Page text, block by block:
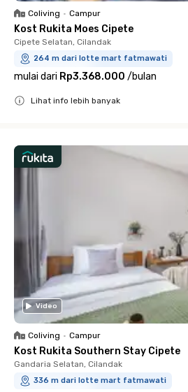
Coliving • Campur
Kost Rukita Moes Cipete
Cipete Selatan, Cilandak
264 m dari lotte mart fatmawati
mulai dari Rp3.368.000 /bulan
Lihat info lebih banyak
Video
Coliving • Campur
Kost Rukita Southern Stay Cipete
Gandaria Selatan, Cilandak
336 m dari lotte mart fatmawati